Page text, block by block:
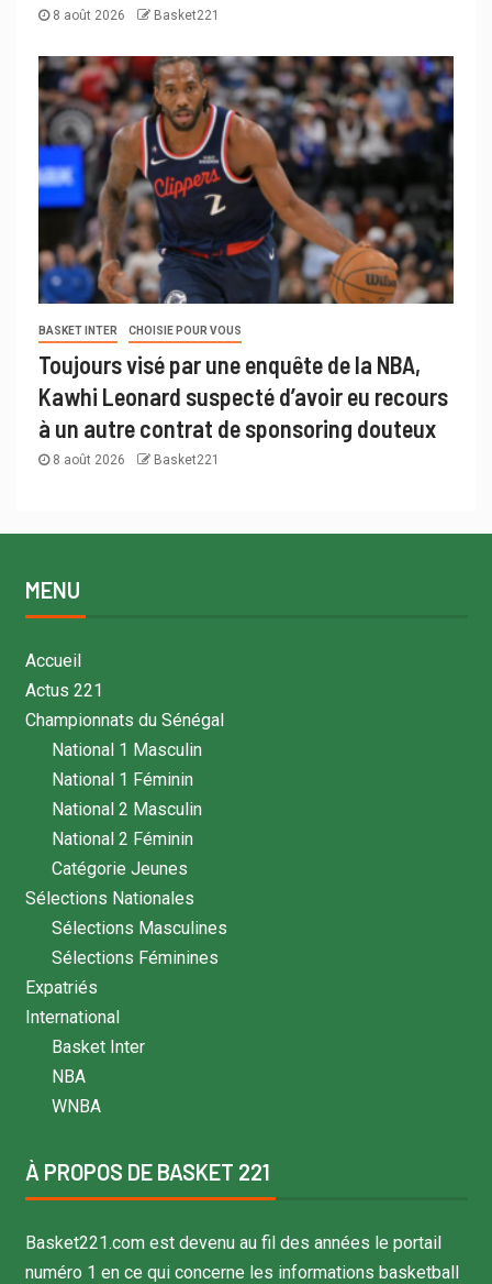
8 août 2026 Basket221
BASKET INTER CHOISIE POUR VOUS
Toujours visé par une enquête de la NBA,
Kawhi Leonard suspecté d’avoir eu recours
à un autre contrat de sponsoring douteux
8 août 2026 Basket221
MENU
Accueil
Actus 221
Championnats du Sénégal
National 1 Masculin
National 1 Féminin
National 2 Masculin
National 2 Féminin
Catégorie Jeunes
Sélections Nationales
Sélections Masculines
Sélections Féminines
Expatriés
International
Basket Inter
NBA
WNBA
À PROPOS DE BASKET 221
Basket221.com est devenu au fil des années le portail
numéro 1 en ce qui concerne les informations basketball